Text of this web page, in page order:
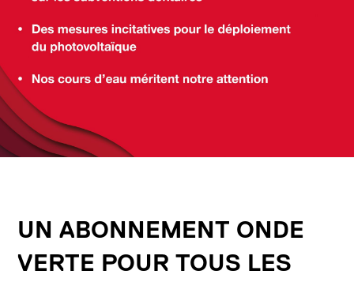
UN ABONNEMENT ONDE
VERTE POUR TOUS LES